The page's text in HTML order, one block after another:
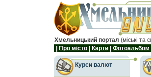
Хмельницький портал (міські та
Про мiсто Карти Фотоальбом
Курси валют